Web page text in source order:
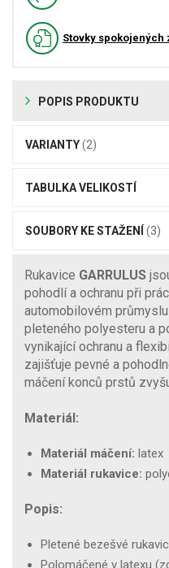
Stovky spokojených
POPIS PRODUKTU
VARIANTY(2)
TABULKA VELIKOSTÍ
SOUBORY KE STAŽENÍ (3)
Rukavice GARRULUS
pohodlí a ochranu při
automobilovém
pleteného polyesteru a
vynikající ochranu a
zajišťuje pevné a
máčení konců prstů
Materiál:
Materiál máčení: latex
Materiál rukavice:
Popis:
Pletené bezešvé
Polomáčené v latexu